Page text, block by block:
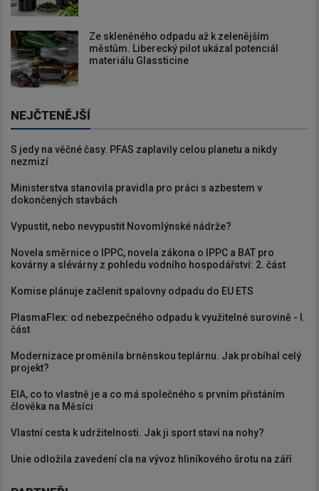
Ze skleněného odpadu až k zelenějším
městům. Liberecký pilot ukázal potenciál
materiálu Glassticine
NEJČTENĚJŠÍ
S jedy na věčné časy. PFAS zaplavily celou planetu a nikdy
nezmizí
Ministerstva stanovila pravidla pro práci s azbestem v
dokončených stavbách
Vypustit, nebo nevypustit Novomlýnské nádrže?
Novela směrnice o IPPC, novela zákona o IPPC a BAT pro
kovárny a slévárny z pohledu vodního hospodářství: 2. část
Komise plánuje začlenit spalovny odpadu do EU ETS
PlasmaFlex: od nebezpečného odpadu k využitelné surovině - I.
část
Modernizace proměnila brněnskou teplárnu. Jak probíhal celý
projekt?
EIA, co to vlastně je a co má společného s prvním přistáním
člověka na Měsíci
Vlastní cesta k udržitelnosti. Jak ji sport staví na nohy?
Unie odložila zavedení cla na vývoz hliníkového šrotu na září
Newsletter
budeme zasílat ty nejdůležitější
informace, maximálně 1x týdně.
Odebírat